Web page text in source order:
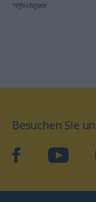
*Pflichtfeld
Besuchen Sie
facebookYouTube